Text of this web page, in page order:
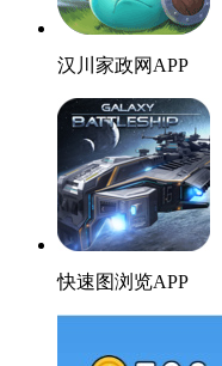
汉川家政网APP
快速图浏览APP